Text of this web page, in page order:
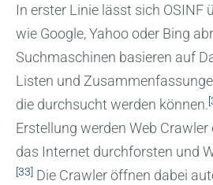
In erster Linie lässt sich OSINF
wie Google, Yahoo oder Bing
Suchmaschinen basieren auf
Listen und
die durchsucht werden können.
Erstellung werden Web
das Internet durchforsten und
[33] Die Crawler öffnen dabei